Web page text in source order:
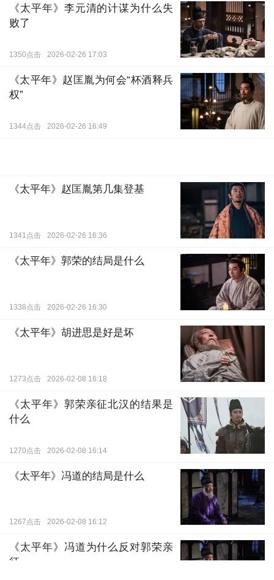
围布局与当年无异，不禁想到了水丘昭券、钱侑等
人。吕端告诉孙太真，二十九年来，南平、后蜀、南
汉、南唐诸国相继归降，所以专门用来接待藩王的馆
重整东院，而西院冯道故宅虽空置多年，宗室公卿始
终不敢无旨僭占，按理钱俶本该入住冯府。孙太真闻
言，表示钱俶不会同意入住。
赋；次在货币割裂，吴越用开元通宝，宋廷铸宋元通
宝，楚地尚且流通铁钱；末在世家坐大，江浙十八姓
图片版权
同样，钱俶想到了这一点，他与赵匡胤、赵匡义
围炉而坐，话题逐渐深入纳土归宋的核心难题。钱俶
讲述吴越实行“包税制”原因，以及对于钱币的顾虑，
因为两钱材质虽同为铜，但成色、重量、工艺皆有差
异，若强行规定兑换比率，实则是新钱兑旧钱，其中
差价空间巨大，极易被贪吏利用，若更恶劣者，可能
强迫百姓以五百文兑一贯，便成了劫夺民财的恶政。
夜深时分，钱俶和赵匡义已醉卧榻酣睡，赵匡胤
则是独自举着酒杯走出门，深知钱俶今晚所言句句属
实，字字恳切，世家、税赋、钱币关乎东南国计民
《太平年》李元清的计谋为什么失
败了
1350点击 2026-02-26 17:03
《太平年》赵匡胤为何会“杯酒释兵
权”
1344点击 2026-02-26 16:49
《太平年》赵匡胤第几集登基
1341点击 2026-02-26 16:36
《太平年》郭荣的结局是什么
1338点击 2026-02-26 16:30
《太平年》胡进思是好是坏
1273点击 2026-02-08 16:18
《太平年》郭荣亲征北汉的结果是
什么
1270点击 2026-02-08 16:14
《太平年》冯道的结局是什么
1267点击 2026-02-08 16:12
《太平年》冯道为什么反对郭荣亲
征